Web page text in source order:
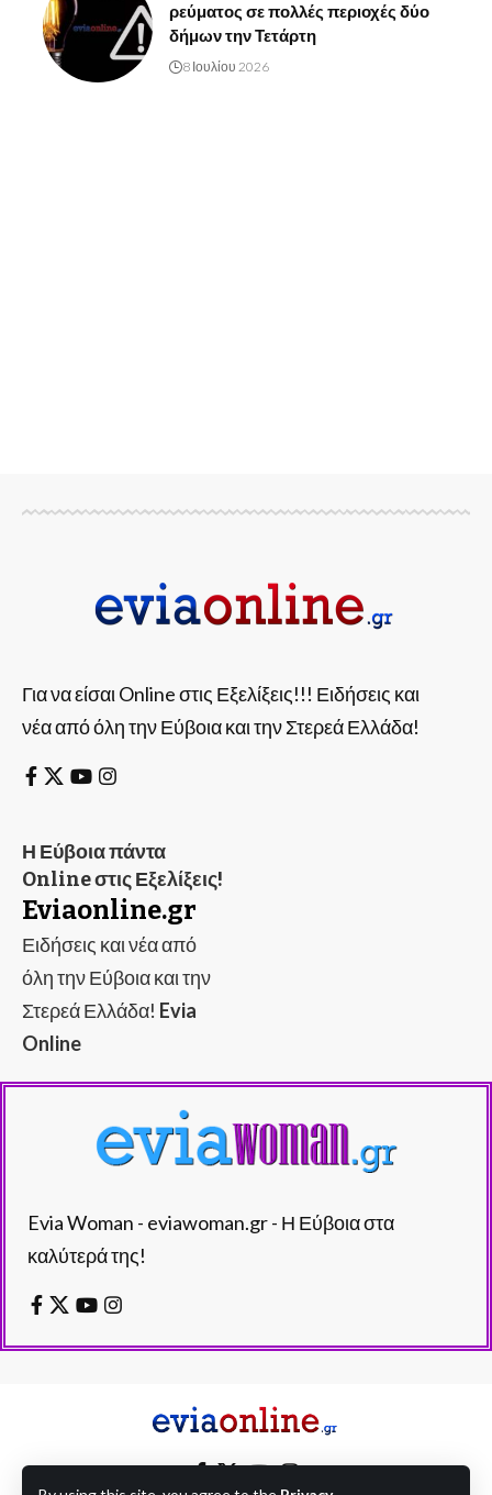
ρεύματος σε πολλές περιοχές δύο
δήμων την Τετάρτη
8 Ιουλίου 2026
Για να είσαι Online στις Εξελίξεις!!! Ειδήσεις και
νέα από όλη την Εύβοια και την Στερεά Ελλάδα!
Η Εύβοια πάντα
Online στις Εξελίξεις!
Eviaonline.gr
Ειδήσεις και νέα από
όλη την Εύβοια και την
Στερεά Ελλάδα! Evia
Online
Evia Woman - eviawoman.gr - Η Εύβοια στα
καλύτερά της!